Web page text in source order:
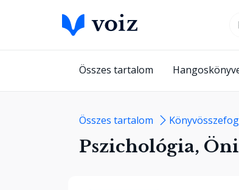
Összes tartalom
Összes tartalom
Pszichológia,